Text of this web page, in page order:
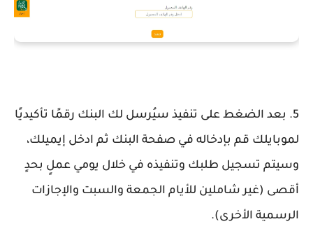
5. بعد الضغط على تنفيذ سيُرسل لك البنك رقمًا تأكيديًا
لموبايلك قم بإدخاله في صفحة البنك ثم ادخل إيميلك،
وسيتم تسجيل طلبك وتنفيذه في خلال يومي عملٍ بحدٍ
أقصى (غير شاملين للأيام الجمعة والسبت والإجازات
الرسمية الأخرى).